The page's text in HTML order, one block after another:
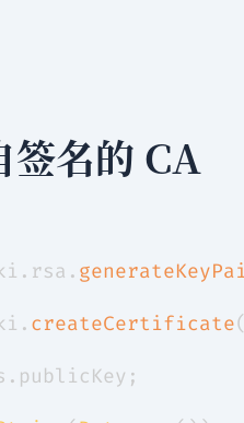
签名的 CA
. rsa .
. createCertificate
. publicKey ;